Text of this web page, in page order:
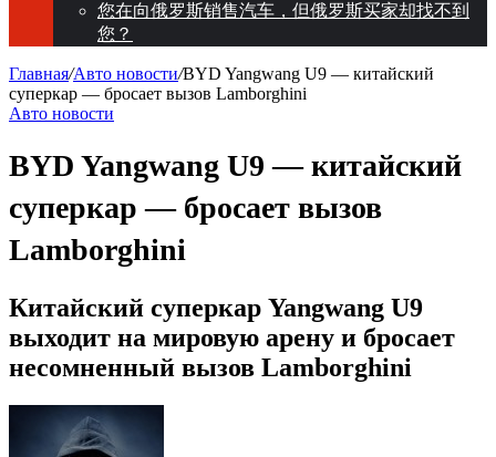
您在向俄罗斯销售汽车，但俄罗斯买家却找不到
您？
Главная/Авто новости/BYD Yangwang U9 — китайский
суперкар — бросает вызов Lamborghini
Авто новости
BYD Yangwang U9 — китайский
суперкар — бросает вызов
Lamborghini
Китайский суперкар Yangwang U9
выходит на мировую арену и бросает
несомненный вызов Lamborghini